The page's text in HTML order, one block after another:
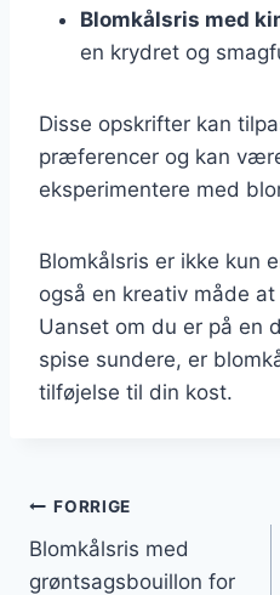
Blomkålsris med
en krydret og
Disse opskrifter kan
præferencer og kan
eksperimentere med
Blomkålsris er ikke kun
også en kreativ måde
Uanset om du er på en
spise sundere, er
tilføjelse til din kost.
FORRIGE
Blomkålsris med
grøntsagsbouillon for